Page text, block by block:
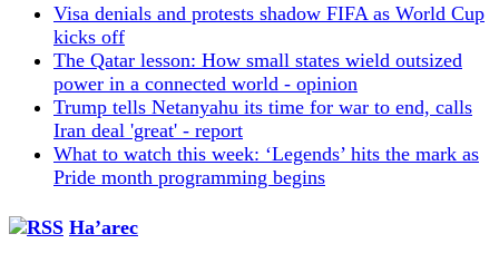
Visa denials and protests shadow FIFA as World Cup
kicks off
The Qatar lesson: How small states wield outsized
power in a connected world - opinion
Trump tells Netanyahu its time for war to end, calls
Iran deal 'great' - report
What to watch this week: ‘Legends’ hits the mark as
Pride month programming begins
Ha’arec